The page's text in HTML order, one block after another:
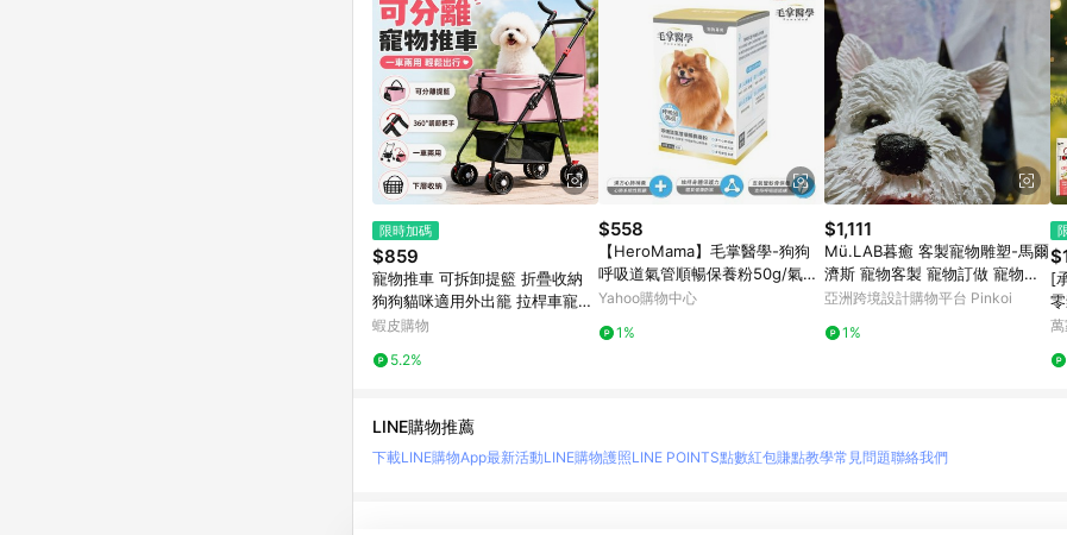
限時加碼
$859
寵物推車 可拆卸提籃 折疊收納
狗狗貓咪適用外出籠 拉桿車寵物
推車狗推車貓咪推車可折疊寵物
蝦皮購物
5.2%
$558
【HeroMama】毛掌醫學-狗狗
呼吸道氣管順暢保養粉50g/氣管
保養
Yahoo購物中心
1%
$1,111
Mü.LAB暮癒 客製寵物雕塑-馬爾
濟斯 寵物客製 寵物訂做 寵物紀
念
亞洲跨境設計購物平台 Pinkoi
1%
[
LINE購物推薦
下載LINE購物App最新活動LINE購物護照LINE POINTS點數紅包賺點教學常見問題聯絡我們